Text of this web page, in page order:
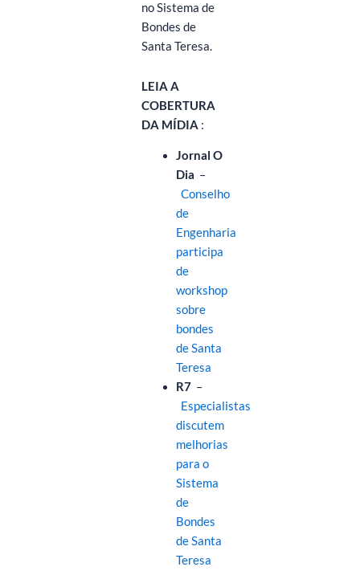
no Sistema de
Bondes de
Santa Teresa.
LEIA A
COBERTURA
DA MÍDIA :
Jornal O
Dia –
Conselho
de
Engenharia
participa
de
workshop
sobre
bondes
de Santa
Teresa
R7 –
Especialistas
discutem
melhorias
para o
Sistema
de
Bondes
de Santa
Teresa